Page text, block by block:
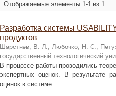
Отображаемые элементы 1-1 из 1
Разработка системы
продуктов
Шарстнев, В. Л.; Любочко, Н. С.;
государственный технологический
В процессе работы проводились
экспертных оценок. В результате
оценок в системе ...